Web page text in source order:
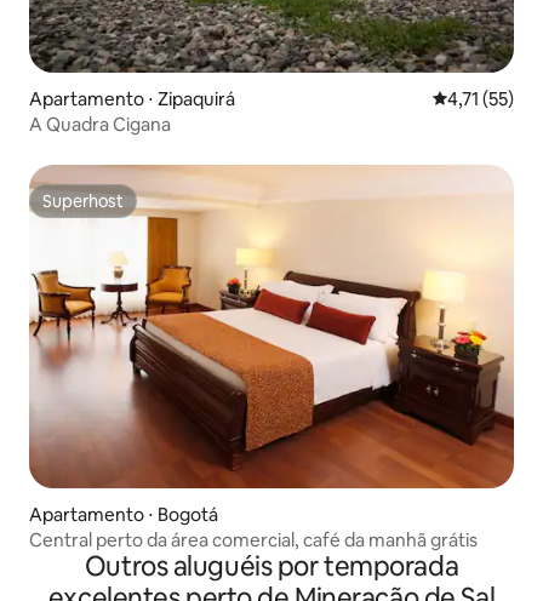
Apartamento ⋅ Zipaquirá 4,71 de uma
4,71 (55)
A Quadra Cigana
Superhost
Superhost
Apartamento ⋅ Bogotá
Central perto da área comercial, café da manhã grátis
Outros aluguéis por temporada